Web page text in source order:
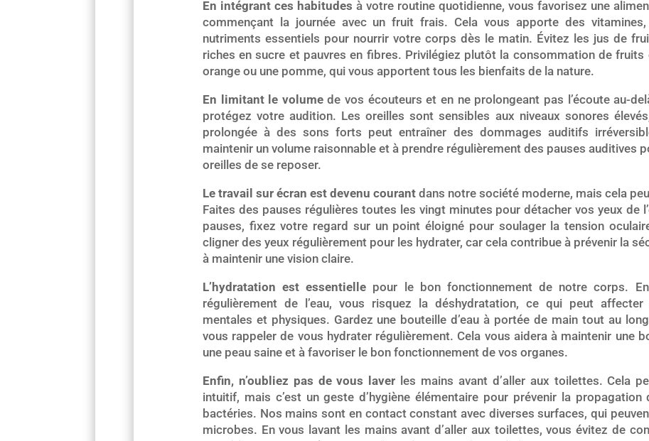
En intégrant ces habitudes à votre routine quotidienne, vous favorisez une
commençant la journée avec un fruit frais. Cela vous apporte des
nutriments essentiels pour nourrir votre corps dès le matin. Évitez les jus de
riches en sucre et pauvres en fibres. Privilégiez plutôt la consommation de fruits
orange ou une pomme, qui vous apportent tous les bienfaits de la nature.
En limitant le volumede vos écouteurs et en ne prolongeant pas l’écoute au-
protégez votre audition. Les oreilles sont sensibles aux niveaux sonores
prolongée à des sons forts peut entraîner des dommages auditifs
maintenir un volume raisonnable et à prendre régulièrement des pauses auditives
oreilles de se reposer.
Le travail sur écran est devenu courantdans notre société moderne, mais cela
Faites des pauses régulières toutes les vingt minutes pour détacher vos yeux de
pauses, fixez votre regard sur un point éloigné pour soulager la tension
cligner des yeux régulièrement pour les hydrater, car cela contribue à prévenir la
à maintenir une vision claire.
L’hydratation est essentielle pour le bon fonctionnement de notre corps.
régulièrement de l’eau, vous risquez la déshydratation, ce qui peut affecter
mentales et physiques. Gardez une bouteille d’eau à portée de main tout au
vous rappeler de vous hydrater régulièrement. Cela vous aidera à maintenir une
une peau saine et à favoriser le bon fonctionnement de vos organes.
Enfin, n’oubliez pas de vous laver les mains avant d’aller aux toilettes. Cela
intuitif, mais c’est un geste d’hygiène élémentaire pour prévenir la
bactéries. Nos mains sont en contact constant avec diverses surfaces, qui
microbes. En vous lavant les mains avant d’aller aux toilettes, vous évitez de